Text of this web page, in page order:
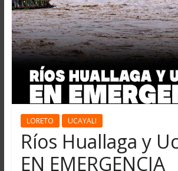
LORETO UCAYALI
Ríos Huallaga y
EN EMERGENCIA